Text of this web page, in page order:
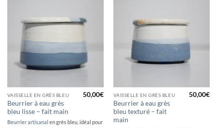
VAISSELLE EN GRÈS BLEU
Beurrier à eau grès
bleu lisse – fait main
50,00€
Beurrier artisanal en grès bleu, idéal pour
VAISSELLE EN GRÈS BLEU
Beurrier à eau grès
bleu texturé – fait
main
50,00€